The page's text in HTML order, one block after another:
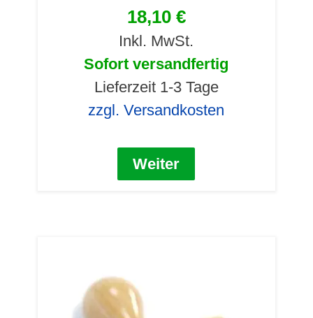
18,10 €
Inkl. MwSt.
Sofort versandfertig
Lieferzeit 1-3 Tage
zzgl. Versandkosten
Weiter